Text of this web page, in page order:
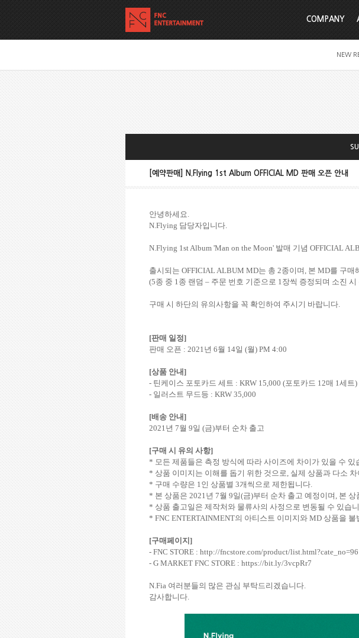
COMPANY
NEW
[예약판매] N.Flying 1st Album OFFICIAL MD 판매 오픈 안내
안녕하세요.
N.Flying 담당자입니다.
N.Flying 1st Album 'Man on the Moon' 발매 기념 OFFICIAL
출시되는 OFFICIAL ALBUM MD는 총 2종이며 , 본 MD를 구매
(5종 중 1종 랜덤 – 주문 번호 기준으로 1장씩 증정되며 소진 시
구매 시 하단의 유의사항을 꼭 확인하여 주시기 바랍니다.
[판매 일정]
판매 오픈 : 2021년 6월 14일 (월) PM 4:00
[상품 안내 ]
- 틴케이스 포토카드 세트 : KRW 15,000 (포토카드 12매 1세트)
- 일러스트 무드등 : KRW 35,000
[배송 안내 ]
2021년 7월 9일 (금)부터 순차 출고
[구매 시 유의 사항]
* 모든 제품들은 측정 방식에 따라 사이즈에 차이가 있을 수 있
* 상품 이미지는 이해를 돕기 위한 것으로, 실제 상품과 다소
* 구매 수량은 1인 상품별 3개씩으로 제한됩니다.
* 본 상품은 2021년 7월 9일(금)부터 순차 출고 예정이며 , 본 상
* 상품 출고일은 제작처와 물류사의 사정으로 변동될 수 있습
* FNC ENTERTAINMENT의 아티스트 이미지와 MD 상품을 불
[구매페이지 ]
- FNC STORE : http://fncstore.com/product/list.html?cate_no=96
- G MARKET FNC STORE : https://bit.ly/3vcpRr7
N.Fia 여러분들의 많은 관심 부탁드리겠습니다.
감사합니다.